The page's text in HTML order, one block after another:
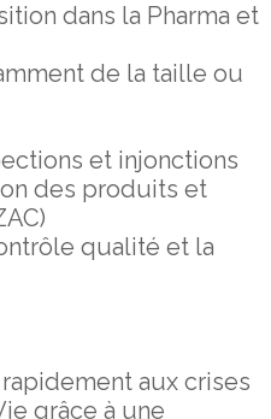
dans la Pharma et
de la taille ou
et injonctions
des produits et
qualité et la
aux crises
grâce à une